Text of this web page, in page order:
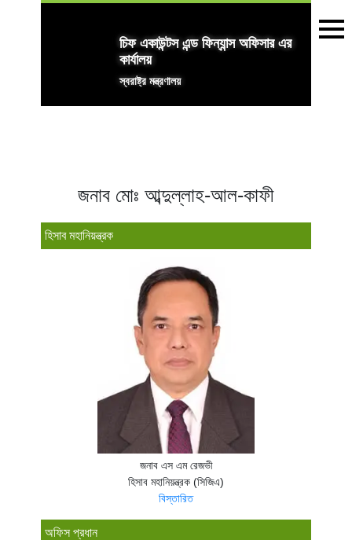
চিফ একাউন্টস এন্ড ফিন্যান্স অফিসার এর
কার্যালয়
স্বরাষ্ট্র মন্ত্রণালয়
জনাব মোঃ আব্দুল্লাহ-আল-কাফী
হিসাব মহানিয়ন্ত্রক
জনাব এস এম রেজভী
হিসাব মহানিয়ন্ত্রক (সিজিএ)
বিস্তারিত
অফিস প্রধান